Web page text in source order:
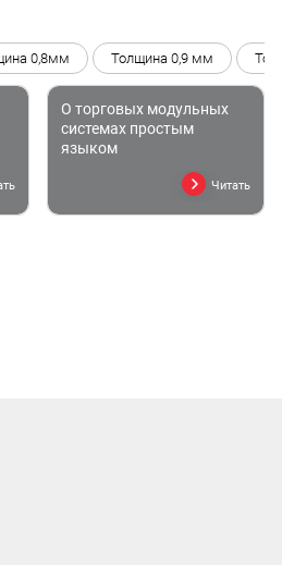
0,8мм Толщина 0,9 мм
О торговых модульных
системах простым
языком
Читать